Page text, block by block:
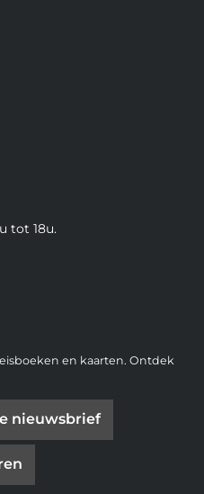
tot 18u.
en kaarten. Ontdek
nieuwsbrief